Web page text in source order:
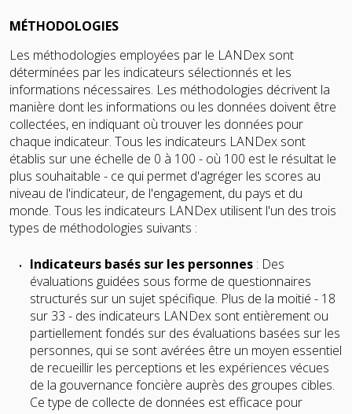
MÉTHODOLOGIES
Les méthodologies employées par le LANDex sont
déterminées par les indicateurs sélectionnés et les
informations nécessaires. Les méthodologies décrivent la
manière dont les informations ou les données doivent être
collectées, en indiquant où trouver les données pour
chaque indicateur. Tous les indicateurs LANDex sont
établis sur une échelle de 0 à 100 - où 100 est le résultat le
plus souhaitable - ce qui permet d'agréger les scores au
niveau de l'indicateur, de l'engagement, du pays et du
monde. Tous les indicateurs LANDex utilisent l'un des trois
types de méthodologies suivants :
Indicateurs basés sur les personnes : Des
évaluations guidées sous forme de questionnaires
structurés sur un sujet spécifique. Plus de la moitié - 18
sur 33 - des indicateurs LANDex sont entièrement ou
partiellement fondés sur des évaluations basées sur les
personnes, qui se sont avérées être un moyen essentiel
de recueillir les perceptions et les expériences vécues
de la gouvernance foncière auprès des groupes cibles.
Ce type de collecte de données est efficace pour